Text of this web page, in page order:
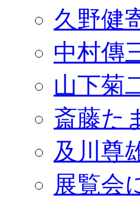
久野健
中村傳
山下菊
斎藤た
及川尊
展覧会